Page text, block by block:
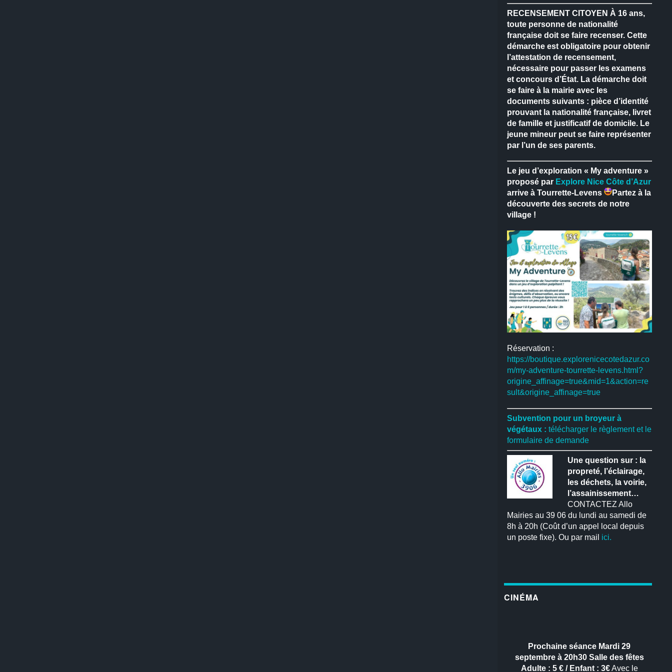
RECENSEMENT CITOYEN À 16 ans,
toute personne de nationalité
française doit se faire recenser. Cette
démarche est obligatoire pour obtenir
l’attestation de recensement,
nécessaire pour passer les examens
et concours d’État.La démarche doit
se faire à la mairie avec les
documents suivants : pièce d’identité
prouvant la nationalité française, livret
de famille et justificatif de domicile.Le
jeune mineur peut se faire représenter
par l’un de ses parents.
Le jeu d’exploration « My adventure »
proposé par Explore Nice Côte d’Azur
arrive à Tourrette-Levens
Partez à la
découverte des secrets de notre
village !
Réservation :
https://boutique.explorenicecotedazur.co
m/my-adventure-tourrette-levens.html?
origine_affinage=true&mid=1&action=re
sult&origine_affinage=true
Subvention pour un broyeur à
végétaux : télécharger le règlement et le
formulaire de demande
Une question sur : la
propreté, l’éclairage,
les déchets, la voirie,
l’assainissement…
CONTACTEZ Allo
Mairies au 39 06 du lundi au samedi de
8h à 20h (Coût d’un appel local depuis
un poste fixe). Ou par mail ici.
CINÉMA
Prochaine séance Mardi 29
septembre à 20h30 Salle des fêtes
Adulte : 5 € / Enfant : 3€Avec le